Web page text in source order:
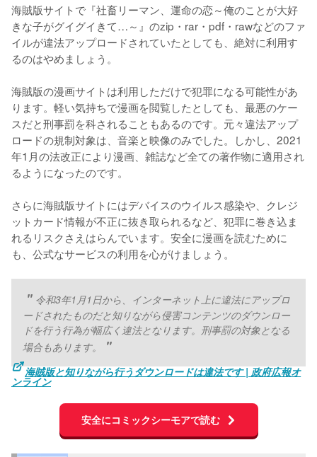
海賊版サイトで『社畜リーマン、運命の恋～俺のことが大好
きな子がグイグイきて…～』のzip・rar・pdf・rawなどのファ
イルが違法アップロードされていたとしても、絶対に利用す
るのはやめましょう。
海賊版の漫画サイトは利用しただけで犯罪になる可能性があ
ります。軽い気持ちで漫画を閲覧したとしても、最悪のケー
スだと刑事罰を科されることもあるのです。元々違法アップ
ロードの規制対象は、音楽と映像のみでした。しかし、2021
年1月の法改正により漫画、雑誌など全ての著作物に適用され
るようになったのです。
さらに海賊版サイトにはデバイスのウイルス感染や、クレジ
ットカード情報が不正に抜き取られるなど、犯罪に巻き込ま
れるリスクさえはらんでいます。安全に漫画を読むために
も、公式なサービスの利用を心がけましょう。
令和3年1月1日から、インターネット上に違法にアップロ
ードされたものだと知りながら侵害コンテンツのダウンロー
ドを行う行為が幅広く違法となります。刑事罰の対象となる
場合もあります。
海賊版と知りながら行うダウンロードは違法です | 政府広報オ
ンライン
安全にコミックシーモアで読む